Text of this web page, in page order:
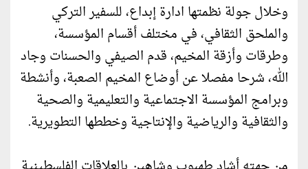
وخلال جولة نظمتها ادارة إبداع، للسفير التركي
والملحق الثقافي، في مختلف أقسام المؤسسة،
وطرقات وأزقة المخيم، قدم الصيفي والحسنات وجاد
الله، شرحا مفصلا عن أوضاع المخيم الصعبة، وأنشطة
وبرامج المؤسسة الاجتماعية والتعليمية والصحية
والثقافية والرياضية والإنتاجية وخططها التطويرية.